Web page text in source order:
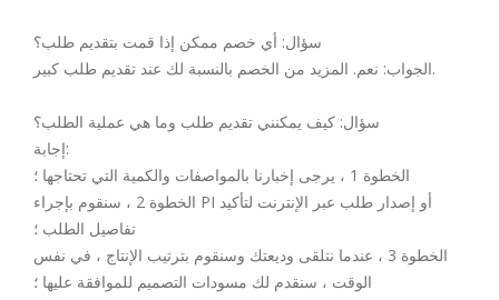
سؤال: أي خصم ممكن إذا قمت بتقديم طلب؟
الجواب: نعم. المزيد من الخصم بالنسبة لك عند تقديم طلب كبير.
سؤال: كيف يمكنني تقديم طلب وما هي عملية الطلب؟
إجابة:
الخطوة 1 ، يرجى إخبارنا بالمواصفات والكمية التي تحتاجها ؛
الخطوة 2 ، سنقوم بإجراء PI أو إصدار طلب عبر الإنترنت لتأكيد
تفاصيل الطلب ؛
الخطوة 3 ، عندما نتلقى وديعتك وسنقوم بترتيب الإنتاج ، في نفس
الوقت ، سنقدم لك مسودات التصميم للموافقة عليها ؛